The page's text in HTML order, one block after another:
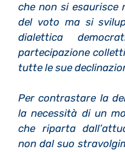
che non si esaurisce
del voto ma si
dialettica
partecipazione
tutte le sue
Per contrastare la
la necessità di un
che riparta
non dal suo